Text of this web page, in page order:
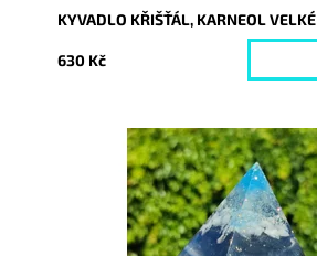
KYVADLO KŘIŠŤÁL, KARNEOL VELKÉ
630 Kč
Dostupnost:
Vyprodáno
9187